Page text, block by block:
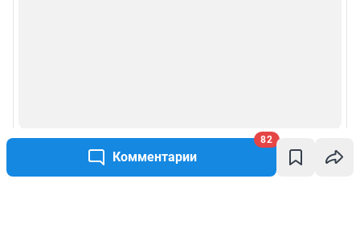
Комментарии
82